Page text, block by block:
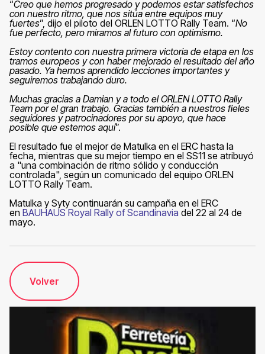
“Creo que hemos progresado y podemos estar satisfechos
con nuestro ritmo, que nos sitúa entre equipos muy
fuertes”, dijo el piloto del ORLEN LOTTO Rally Team. “No
fue perfecto, pero miramos al futuro con optimismo.
Estoy contento con nuestra primera victoria de etapa en los
tramos europeos y con haber mejorado el resultado del año
pasado. Ya hemos aprendido lecciones importantes y
seguiremos trabajando duro.
Muchas gracias a Damian y a todo el ORLEN LOTTO Rally
Team por el gran trabajo. Gracias también a nuestros fieles
seguidores y patrocinadores por su apoyo, que hace
posible que estemos aquí”.
El resultado fue el mejor de Matulka en el ERC hasta la
fecha, mientras que su mejor tiempo en el SS11 se atribuyó
a "una combinación de ritmo sólido y conducción
controlada", según un comunicado del equipo ORLEN
LOTTO Rally Team.
Matulka y Syty continuarán su campaña en el ERC
en BAUHAUS Royal Rally of Scandinavia del 22 al 24 de
mayo.
Volver